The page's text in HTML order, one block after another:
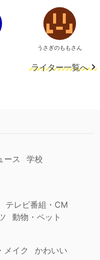
うさぎのももさん
ライター一覧へ
ース
学校
テレビ番組・CM
動物・ペット
メイク かわいい